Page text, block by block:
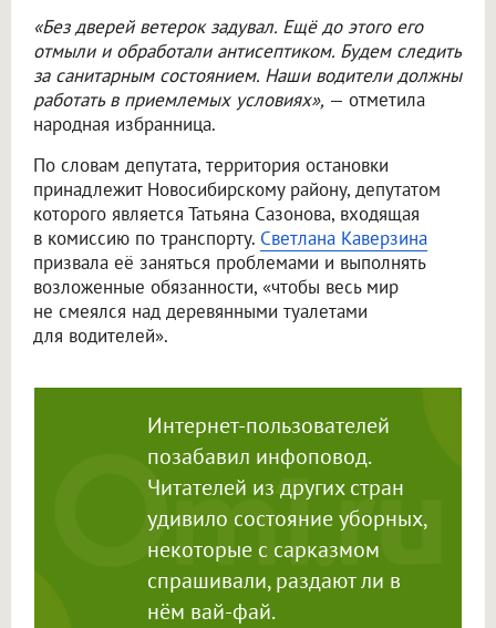
«Без дверей ветерок задувал. Ещё до этого его
отмыли и обработали антисептиком. Будем следить
за санитарным состоянием. Наши водители должны
работать в приемлемых условиях», — отметила
народная избранница.
По словам депутата, территория остановки
принадлежит Новосибирскому району, депутатом
которого является Татьяна Сазонова, входящая
в комиссию по транспорту. Светлана Каверзина
призвала её заняться проблемами и выполнять
возложенные обязанности, «чтобы весь мир
не смеялся над деревянными туалетами
для водителей».
Интернет-пользователей
позабавил инфоповод.
Читателей из других стран
удивило состояние уборных,
некоторые с сарказмом
спрашивали, раздают ли в
нём вай-фай.